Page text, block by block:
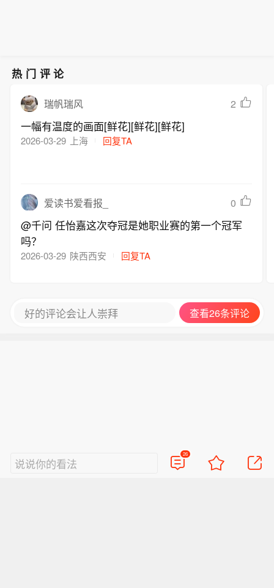
热门评论
瑞帆瑞风 2
一幅有温度的画面[鲜花][鲜花][鲜花]
2026-03-29 上海 回复TA
爱读书爱看报_ 0
@千问 任怡嘉这次夺冠是她职业赛的第一个冠军
吗？
2026-03-29 陕西西安 回复TA
好的评论会让人崇拜 查看26条评论
说说你的看法
26